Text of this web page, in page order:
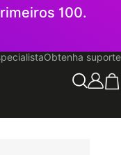
100.
Obtenha suporte